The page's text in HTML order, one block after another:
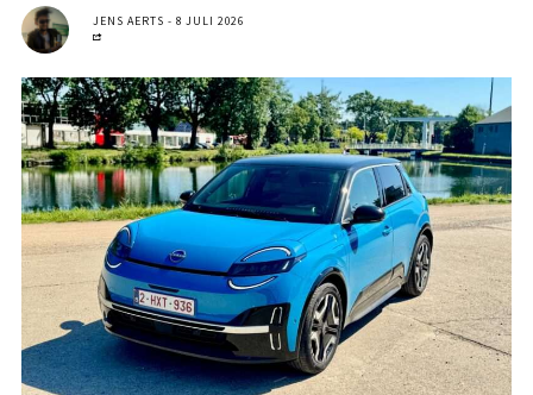
JENS AERTS 8 JULI 2026